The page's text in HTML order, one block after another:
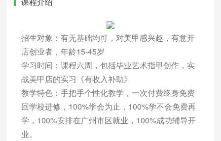
招生对象：有无基础均可，对美甲感兴趣，有意开
店创业者，年龄15-45岁
学习时间：课程六周，包括毕业艺术指甲创作，实
战美甲店的实习《有收入补助》
教学特色：手把手个性化教学，一次付费终身免费
回学校进修，100%学会为止，100%学不会免费再
学，100%安排在广州市区就业，100%成功辅导开
业。